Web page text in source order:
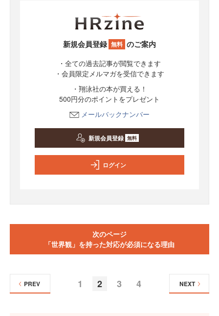
新規会員登録 無料 のご案内
・全ての過去記事が閲覧できます
・会員限定メルマガを受信できます
・翔泳社の本が買える！
500円分のポイントをプレゼント
メールバックナンバー
新規会員登録 無料
ログイン
次のページ
「世界観」を持った対応が必須になる理由
1 2 3 4
PREV NEXT